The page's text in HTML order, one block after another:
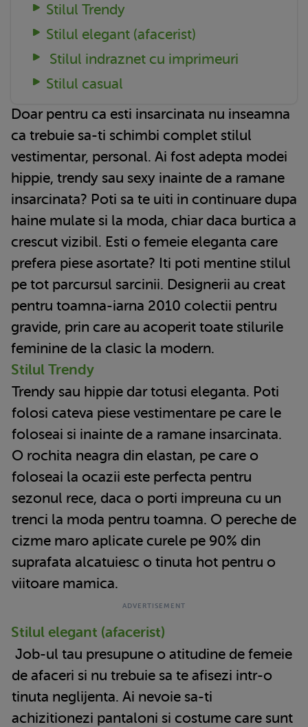
Stilul Trendy
Stilul elegant (afacerist)
Stilul indraznet cu imprimeuri
Stilul casual
Doar pentru ca esti insarcinata nu inseamna
ca trebuie sa-ti schimbi complet stilul
vestimentar, personal. Ai fost adepta modei
hippie, trendy sau sexy inainte de a ramane
insarcinata? Poti sa te uiti in continuare dupa
haine mulate si la moda, chiar daca burtica a
crescut vizibil. Esti o femeie eleganta care
prefera piese asortate? Iti poti mentine stilul
pe tot parcursul sarcinii. Designerii au creat
pentru toamna-iarna 2010 colectii pentru
gravide, prin care au acoperit toate stilurile
feminine de la clasic la modern.
Stilul Trendy
Trendy sau hippie dar totusi eleganta. Poti
folosi cateva piese vestimentare pe care le
foloseai si inainte de a ramane insarcinata.
O rochita neagra din elastan, pe care o
foloseai la ocazii este perfecta pentru
sezonul rece, daca o porti impreuna cu un
trenci la moda pentru toamna. O pereche de
cizme maro aplicate curele pe 90% din
suprafata alcatuiesc o tinuta hot pentru o
viitoare mamica.
Stilul elegant (afacerist)
Job-ul tau presupune o atitudine de femeie
de afaceri si nu trebuie sa te afisezi intr-o
tinuta neglijenta. Ai nevoie sa-ti
achizitionezi pantaloni si costume care sunt